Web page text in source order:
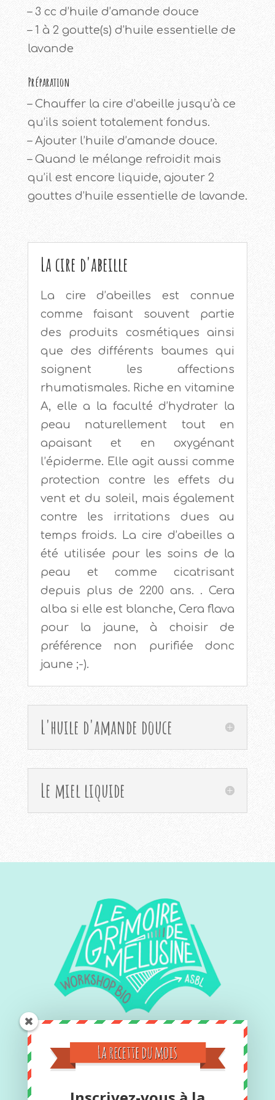
– 3 cc d’huile d’amande douce
– 1 à 2 goutte(s) d’huile essentielle de
lavande
Préparation
– Chauffer la cire d’abeille jusqu’à ce
qu’ils soient totalement fondus.
– Ajouter l’huile d’amande douce.
– Quand le mélange refroidit mais
qu’il est encore liquide, ajouter 2
gouttes d’huile essentielle de lavande.
La cire d'abeille
La cire d’abeilles est connue
comme faisant souvent partie
des produits cosmétiques ainsi
que des différents baumes qui
soignent les affections
rhumatismales. Riche en vitamine
A, elle a la faculté d’hydrater la
peau naturellement tout en
apaisant et en oxygénant
l’épiderme. Elle agit aussi comme
protection contre les effets du
vent et du soleil, mais également
contre les irritations dues au
temps froids. La cire d’abeilles a
été utilisée pour les soins de la
peau et comme cicatrisant
depuis plus de 2200 ans. . Cera
alba si elle est blanche, Cera flava
pour la jaune, à choisir de
préférence non purifiée donc
jaune ;-).
L'huile d'amande douce
Le miel liquide
Contact